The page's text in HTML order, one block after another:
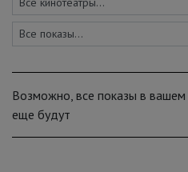
Возможно, все показы в вашем
еще будут